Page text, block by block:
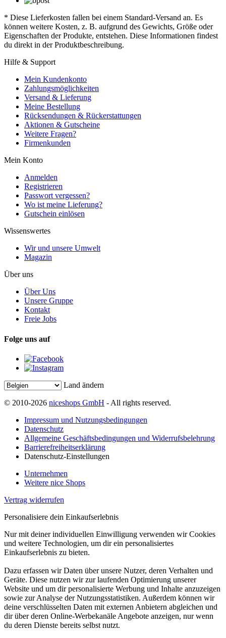
* Diese Lieferkosten fallen bei einem Standard-Versand an. Es
können weitere Kosten, z. B. aufgrund des Gewichts, Größe oder
Eigenschaften der Produkte, entstehen. Diese Informationen findest
du direkt in der Produktbeschreibung.
Hilfe & Support
Mein Kundenkonto
Zahlungsmöglichkeiten
Versand & Lieferung
Meine Bestellung
Rücksendungen & Rückerstattungen
Aktionen & Gutscheine
Weitere Fragen?
Firmenkunden
Mein Konto
Anmelden
Registrieren
Passwort vergessen?
Wo ist meine Lieferung?
Gutschein einlösen
Wissenswertes
Wir und unsere Umwelt
Magazin
Über uns
Über Uns
Unsere Gruppe
Kontakt
Freie Jobs
Folge uns auf
Land ändern
© 2010-2026 niceshops GmbH - All rights reserved.
Impressum und Nutzungsbedingungen
Datenschutz
Allgemeine Geschäftsbedingungen und Widerrufsbelehrung
Barrierefreiheitserklärung
Datenschutz-Einstellungen
Unternehmen
Weitere nice Shops
Vertrag widerrufen
Personalisiere dein Einkaufserlebnis
Nur mit deiner individuellen Einwilligung verwenden wir Cookies
und weitere Technologien, um dir ein personalisiertes
Einkaufserlebnis zu bieten.
Dazu erfassen wir Daten über unsere Nutzer, deren Verhalten und
Geräte. Diese nutzen wir zur laufenden Optimierung unserer
Website und um dir personalisierte Werbung und Inhalte anzuzeigen
sowie zur Analyse der Nutzungsstatistiken. Außerdem können wir
deine verschlüsselten Daten mit externen Anbietern abgleichen und
dir über deren Online-Werbekanäle Angebote anzeigen, nur wenn
du deren Dienste bereits selbst nutzt.